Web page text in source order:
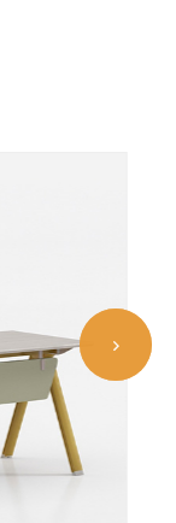
गर्ने स्पेस